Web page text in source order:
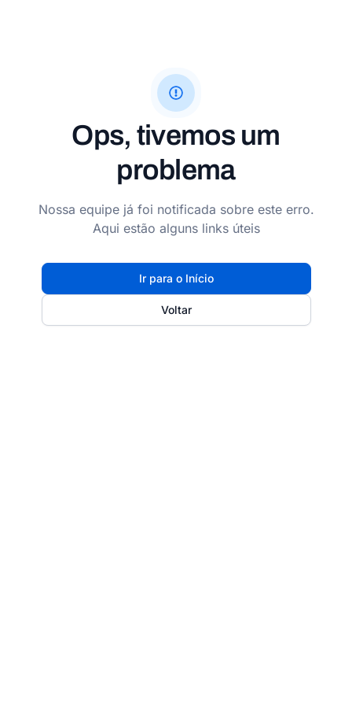
Ops, tivemos um
problema
Nossa equipe já foi notificada sobre este erro.
Aqui estão alguns links úteis
Ir para o Início
Voltar